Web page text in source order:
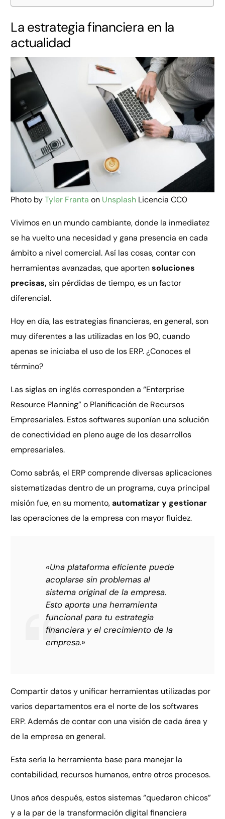
La estrategia financiera en la
actualidad
Photo by Tyler Franta on Unsplash Licencia CC0
Vivimos en un mundo cambiante, donde la inmediatez
se ha vuelto una necesidad y gana presencia en cada
ámbito a nivel comercial. Así las cosas, contar con
herramientas avanzadas, que aportensoluciones
precisas,sin pérdidas de tiempo, es un factor
diferencial.
Hoy en día, las estrategias financieras, en general, son
muy diferentes a las utilizadas en los 90, cuando
apenas se iniciaba el uso de los ERP. ¿Conoces el
término?
Las siglas en inglés corresponden a “Enterprise
Resource Planning” o Planificación de Recursos
Empresariales. Estos softwares suponían una solución
de conectividad en pleno auge de los desarrollos
empresariales.
Como sabrás, el ERP comprende diversas aplicaciones
sistematizadas dentro de un programa, cuya principal
misión fue, en su momento,automatizar y gestionar
las operaciones de la empresa con mayor fluidez.
«Una plataforma eficiente puede
acoplarse sin problemas al
sistema original de la empresa.
Esto aporta una herramienta
funcional para tu estrategia
financiera y el crecimiento de la
empresa.»
Compartir datos y unificar herramientas utilizadas por
varios departamentos era el norte de los softwares
ERP. Además de contar con una visión de cada área y
de la empresa en general.
Esta sería la herramienta base para manejar la
contabilidad, recursos humanos, entre otros procesos.
Unos años después, estos sistemas “quedaron chicos”
y a la par de la transformación digital financiera